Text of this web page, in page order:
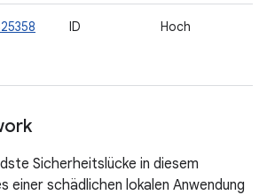
ID Hoch
Sicherheitslücke in diesem
einer schädlichen lokalen Anwendung